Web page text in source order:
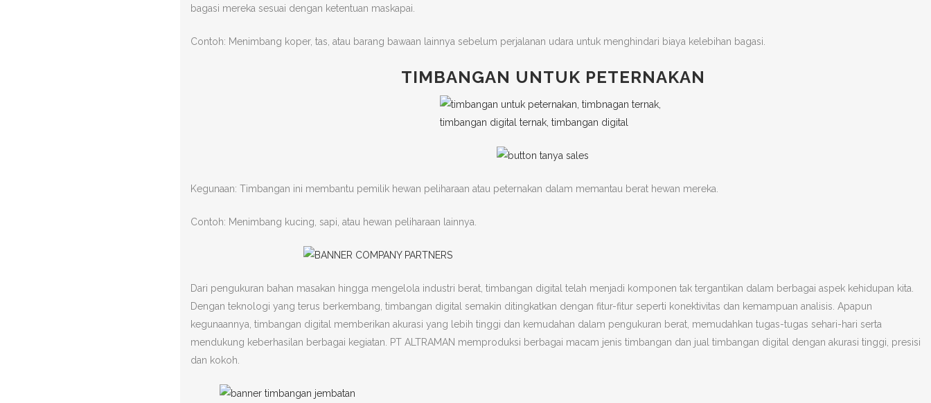
bagasi mereka sesuai dengan ketentuan maskapai.
Contoh: Menimbang koper, tas, atau barang bawaan lainnya sebelum perjalanan udara untuk menghindari biaya kelebihan bagasi.
TIMBANGAN UNTUK PETERNAKAN
Kegunaan: Timbangan ini membantu pemilik hewan peliharaan atau peternakan dalam memantau berat hewan mereka.
Contoh: Menimbang kucing, sapi, atau hewan peliharaan lainnya.
Dari pengukuran bahan masakan hingga mengelola industri berat, timbangan digital telah menjadi komponen tak tergantikan dalam berbagai aspek kehidupan kita.
Dengan teknologi yang terus berkembang, timbangan digital semakin ditingkatkan dengan fitur-fitur seperti konektivitas dan kemampuan analisis. Apapun
kegunaannya, timbangan digital memberikan akurasi yang lebih tinggi dan kemudahan dalam pengukuran berat, memudahkan tugas-tugas sehari-hari serta
mendukung keberhasilan berbagai kegiatan. PT ALTRAMAN memproduksi berbagai macam jenis timbangan dan jual timbangan digital dengan akurasi tinggi, presisi
dan kokoh.